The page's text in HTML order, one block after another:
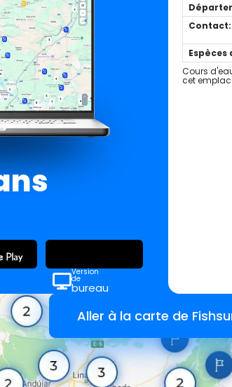
Version
de
bureau
Contact:
Espèces
Cours
cet
Aller à la carte de